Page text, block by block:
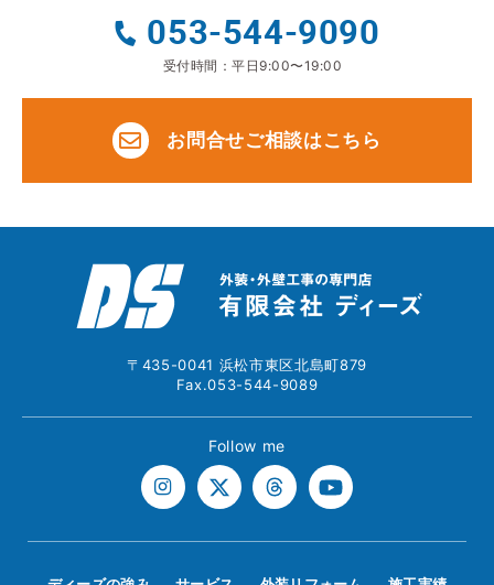
053-544-9090
受付時間：平日9:00〜19:00
お問合せご相談はこちら
〒435-0041 浜松市東区北島町879
Fax.053-544-9089
Follow me